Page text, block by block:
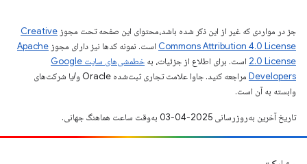
جز در مواردی که غیر از این ذکر شده باشد،‌محتوای این صفحه تحت مجوز Creative
Commons Attribution 4.0 License است. نمونه کدها نیز دارای مجوز Apache
2.0 License است. برای اطلاع از جزئیات، به
خطمشی‌های سایت Google
Developers‏
مراجعه کنید. جاوا علامت تجاری ثبت‌شده Oracle و/یا شرکت‌های
وابسته به آن است.
تاریخ آخرین به‌روزرسانی 2025-04-03 به‌وقت ساعت هماهنگ جهانی.